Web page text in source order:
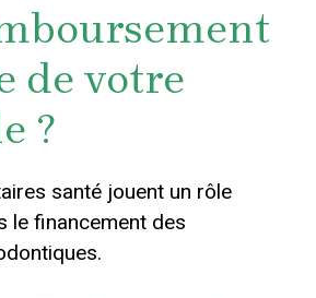
de votre
?
santé jouent un rôle
le financement des